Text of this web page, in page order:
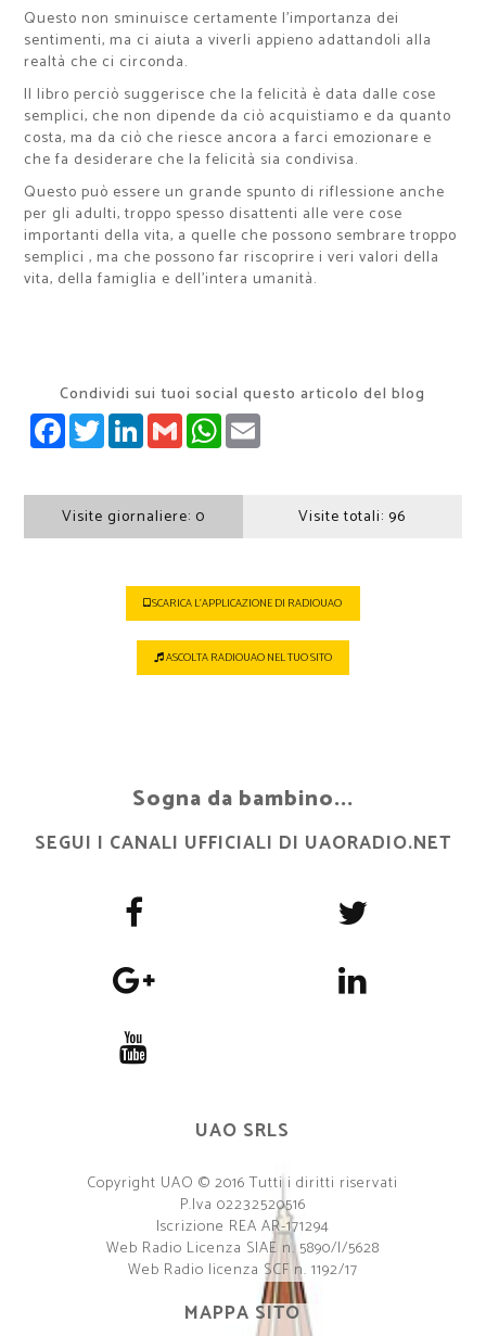
Questo non sminuisce certamente l’importanza dei
sentimenti, ma ci aiuta a viverli appieno adattandoli alla
realtà che ci circonda.
Il libro perciò suggerisce che la felicità è data dalle cose
semplici, che non dipende da ciò acquistiamo e da quanto
costa, ma da ciò che riesce ancora a farci emozionare e
che fa desiderare che la felicità sia condivisa.
Questo può essere un grande spunto di riflessione anche
per gli adulti, troppo spesso disattenti alle vere cose
importanti della vita, a quelle che possono sembrare troppo
semplici , ma che possono far riscoprire i veri valori della
vita, della famiglia e dell’intera umanità.
Condividi sui tuoi social questo articolo del blog
FACEBOOK
TWITTERLINKEDIN
GMAILWHATSAPP
Visite giornaliere: 0 Visite totali: 96
SCARICA L'APPLICAZIONE DI RADIOUAO
ASCOLTA RADIOUAO NEL TUO SITO
Sogna da bambino...
SEGUI I CANALI UFFICIALI DI UAORADIO.NET
UAO SRLS
Copyright UAO © 2016 Tutti i diritti riservati
P.Iva 02232520516
Iscrizione REA AR-171294
Web Radio Licenza SIAE n. 5890/I/5628
Web Radio licenza SCF n. 1192/17
MAPPA SITO